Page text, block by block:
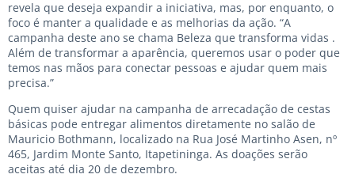
revela que deseja expandir a iniciativa, mas, por enquanto, o
foco é manter a qualidade e as melhorias da ação. “A
campanha deste ano se chama Beleza que transforma vidas .
Além de transformar a aparência, queremos usar o poder que
temos nas mãos para conectar pessoas e ajudar quem mais
precisa.”
Quem quiser ajudar na campanha de arrecadação de cestas
básicas pode entregar alimentos diretamente no salão de
Mauricio Bothmann, localizado na Rua José Martinho Asen, nº
465, Jardim Monte Santo, Itapetininga. As doações serão
aceitas até dia 20 de dezembro.